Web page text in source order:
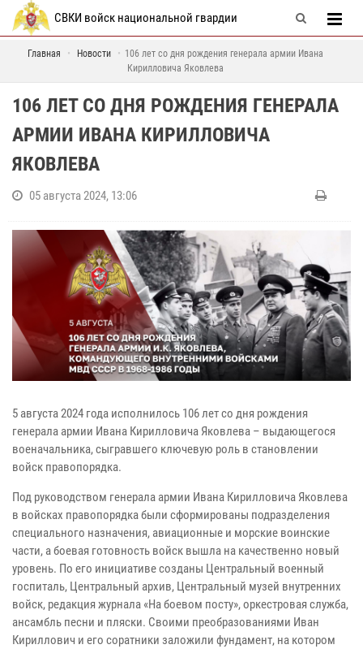
СВКИ войск национальной гвардии
Главная Новости
106 лет со дня рождения генерала армии Ивана
Кирилловича Яковлева
106 ЛЕТ СО ДНЯ РОЖДЕНИЯ ГЕНЕРАЛА
АРМИИ ИВАНА КИРИЛЛОВИЧА
ЯКОВЛЕВА
05 августа 2024, 13:06
5 августа 2024 года исполнилось 106 лет со дня рождения
генерала армии Ивана Кирилловича Яковлева – выдающегося
военачальника, сыгравшего ключевую роль в становлении
войск правопорядка.
Под руководством генерала армии Ивана Кирилловича Яковлева
в войсках правопорядка были сформированы подразделения
специального назначения, авиационные и морские воинские
части, а боевая готовность войск вышла на качественно новый
уровень. По его инициативе созданы Центральный военный
госпиталь, Центральный архив, Центральный музей внутренних
войск, редакция журнала «На боевом посту», оркестровая служба,
ансамбль песни и пляски. Своими преобразованиями Иван
Кириллович и его соратники заложили фундамент, на котором